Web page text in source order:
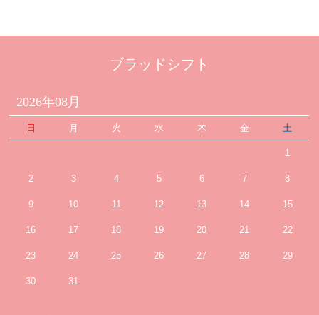
ブラッドシフト
2026年08月
日 月 火 水 木 金 土
1
2 3 4 5 6 7 8
9 10 11 12 13 14 15
16 17 18 19 20 21 22
23 24 25 26 27 28 29
30 31